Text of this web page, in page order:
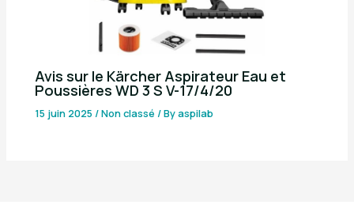
Avis sur le Kärcher Aspirateur Eau et
Poussières WD 3 S V-17/4/20
15 juin 2025/Non classé / Byaspilab